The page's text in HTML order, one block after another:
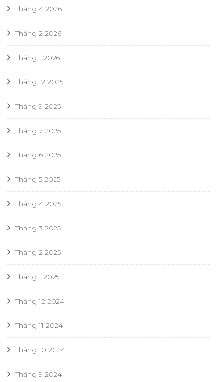
Tháng 4 2026
Tháng 2 2026
Tháng 1 2026
Tháng 12 2025
Tháng 9 2025
Tháng 7 2025
Tháng 6 2025
Tháng 5 2025
Tháng 4 2025
Tháng 3 2025
Tháng 2 2025
Tháng 1 2025
Tháng 12 2024
Tháng 11 2024
Tháng 10 2024
Tháng 9 2024